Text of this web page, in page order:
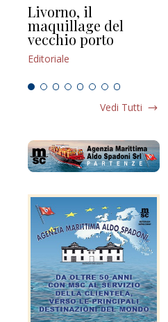
Livorno, il
maquillage del
vecchio porto
Editoriale
Vedi Tutti